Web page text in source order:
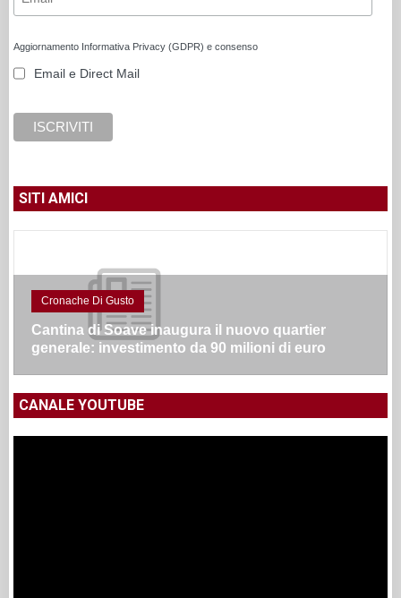
Aggiornamento Informativa Privacy (GDPR) e consenso
Email e Direct Mail
SITI AMICI
Cronache Di Gusto
Cantina di Soave inaugura il nuovo quartier
generale: investimento da 90 milioni di euro
CANALE YOUTUBE